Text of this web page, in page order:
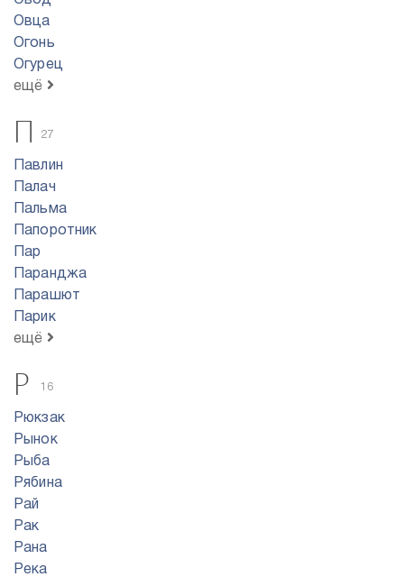
Овца
Огонь
Огурец
ещё
П 27
Павлин
Палач
Пальма
Папоротник
Пар
Паранджа
Парашют
Парик
ещё
Р 16
Рюкзак
Рынок
Рыба
Рябина
Рай
Рак
Рана
Река